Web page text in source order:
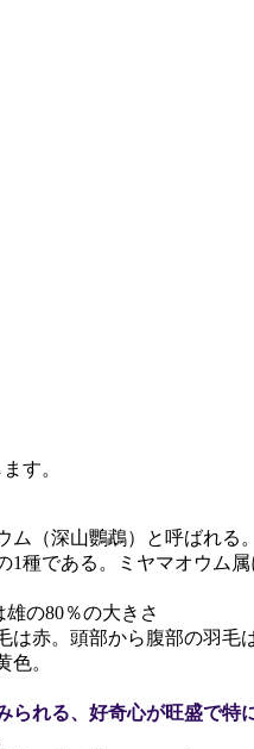
す。
（深山鸚鵡）と呼ばれる。
種である。ミヤマオウム
雄の80％の大きさ
赤。頭部から腹部の羽
色。
れる、好奇心が旺盛で特